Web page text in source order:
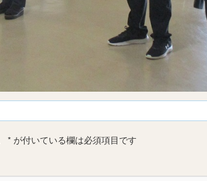
* が付いている欄は必須項目です